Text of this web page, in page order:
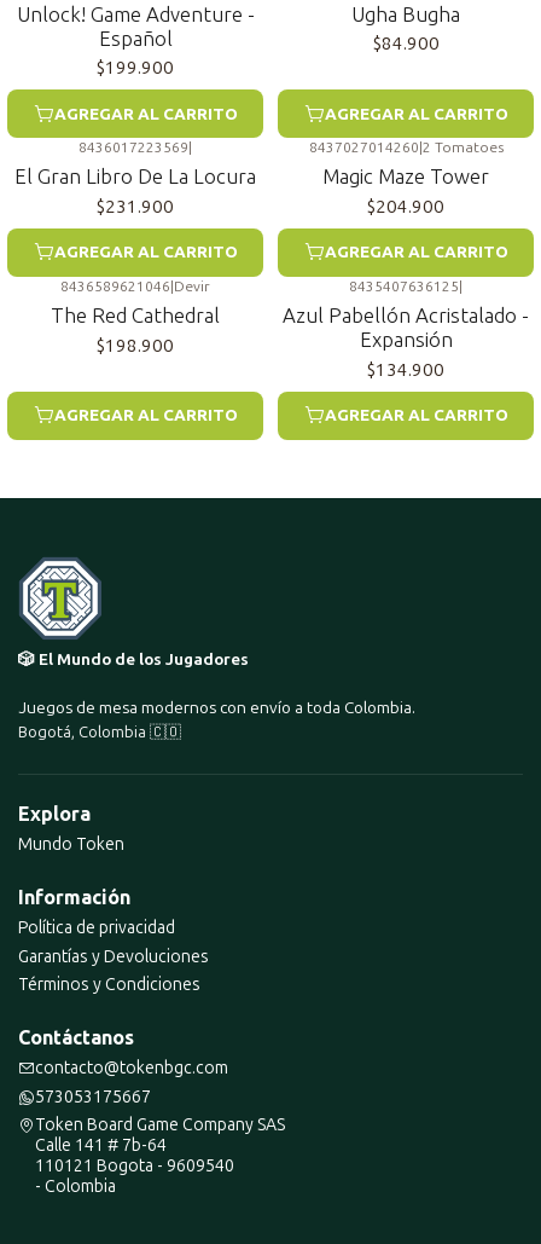
Unlock! Game Adventure -
Español
$199.900
AGREGAR AL CARRITO
Ugha Bugha
$84.900
AGREGAR AL CARRITO
8436017223569
El Gran Libro De La Locura
$231.900
AGREGAR AL CARRITO
8437027014260 2 Tomatoes
Magic Maze Tower
$204.900
AGREGAR AL CARRITO
8436589621046 Devir
The Red Cathedral
$198.900
AGREGAR AL CARRITO
8435407636125
Azul Pabellón Acristalado -
Expansión
$134.900
AGREGAR AL CARRITO
🎲 El Mundo de los Jugadores
Juegos de mesa modernos con envío a toda Colombia.
Bogotá, Colombia 🇨🇴
Explora
Mundo Token
Información
Política de privacidad
Garantías y Devoluciones
Términos y Condiciones
Contáctanos
contacto@tokenbgc.com
573053175667
Token Board Game Company SAS
Calle 141 # 7b-64
110121 Bogota - 9609540
- Colombia